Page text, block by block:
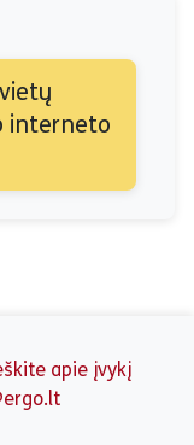
interneto
apie įvykį